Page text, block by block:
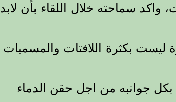
واكد سماحته خلال اللقاء بأن لابد
ليست بكثرة اللافتات والمسميات
بكل جوانبه من اجل حقن الدماء